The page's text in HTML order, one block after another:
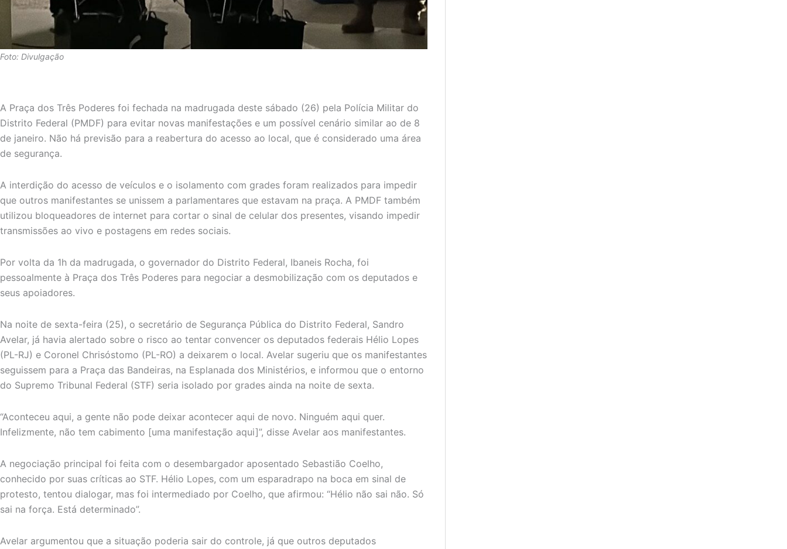
Foto: Divulgação
A Praça dos Três Poderes foi fechada na madrugada deste sábado (26) pela Polícia Militar do
Distrito Federal (PMDF) para evitar novas manifestações e um possível cenário similar ao de 8
de janeiro. Não há previsão para a reabertura do acesso ao local, que é considerado uma área
de segurança.
A interdição do acesso de veículos e o isolamento com grades foram realizados para impedir
que outros manifestantes se unissem a parlamentares que estavam na praça. A PMDF também
utilizou bloqueadores de internet para cortar o sinal de celular dos presentes, visando impedir
transmissões ao vivo e postagens em redes sociais.
Por volta da 1h da madrugada, o governador do Distrito Federal, Ibaneis Rocha, foi
pessoalmente à Praça dos Três Poderes para negociar a desmobilização com os deputados e
seus apoiadores.
Na noite de sexta-feira (25), o secretário de Segurança Pública do Distrito Federal, Sandro
Avelar, já havia alertado sobre o risco ao tentar convencer os deputados federais Hélio Lopes
(PL-RJ) e Coronel Chrisóstomo (PL-RO) a deixarem o local. Avelar sugeriu que os manifestantes
seguissem para a Praça das Bandeiras, na Esplanada dos Ministérios, e informou que o entorno
do Supremo Tribunal Federal (STF) seria isolado por grades ainda na noite de sexta.
“Aconteceu aqui, a gente não pode deixar acontecer aqui de novo. Ninguém aqui quer.
Infelizmente, não tem cabimento [uma manifestação aqui]”, disse Avelar aos manifestantes.
A negociação principal foi feita com o desembargador aposentado Sebastião Coelho,
conhecido por suas críticas ao STF. Hélio Lopes, com um esparadrapo na boca em sinal de
protesto, tentou dialogar, mas foi intermediado por Coelho, que afirmou: “Hélio não sai não. Só
sai na força. Está determinado”.
Avelar argumentou que a situação poderia sair do controle, já que outros deputados